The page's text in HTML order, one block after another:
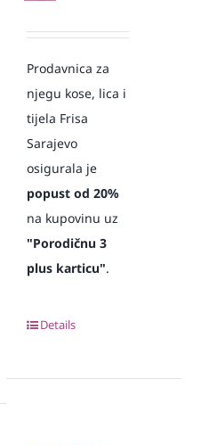
Prodavnica za
njegu kose, lica i
tijela Frisa
Sarajevo
osigurala je
popust od 20%
na kupovinu uz
"Porodičnu 3
plus karticu".
Details